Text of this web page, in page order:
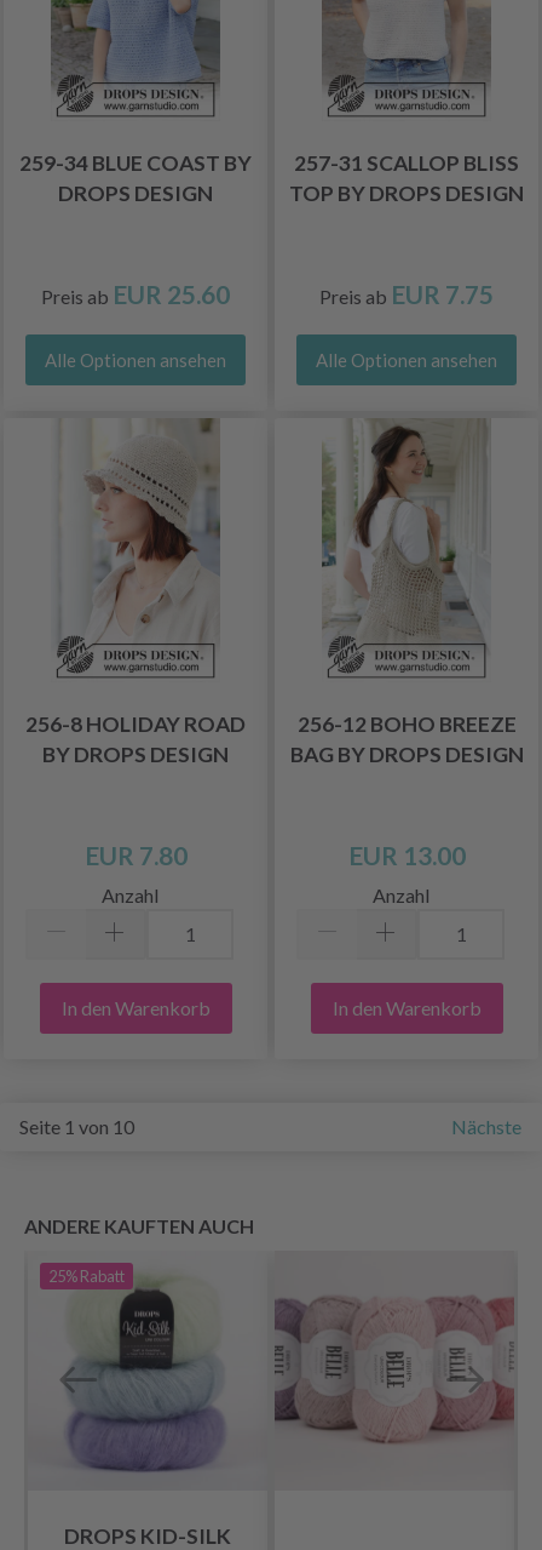
259-34 BLUE COAST BY
DROPS DESIGN
Preis ab EUR 25.60
Alle Optionen ansehen
257-31 SCALLOP BLISS
TOP BY DROPS DESIGN
Preis ab EUR 7.75
Alle Optionen ansehen
256-8 HOLIDAY ROAD
BY DROPS DESIGN
EUR 7.80
Anzahl
In den Warenkorb
256-12 BOHO BREEZE
BAG BY DROPS DESIGN
EUR 13.00
Anzahl
In den Warenkorb
Seite 1 von 10 Nächste
ANDERE KAUFTEN AUCH
25%Rabatt
DROPS KID-SILK